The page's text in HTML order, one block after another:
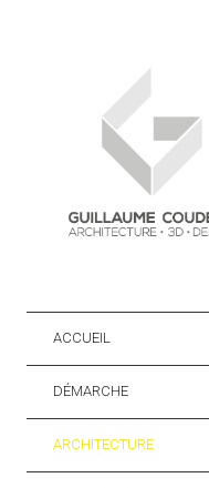
ACCUEIL
DÉMARCHE
ARCHITECTURE